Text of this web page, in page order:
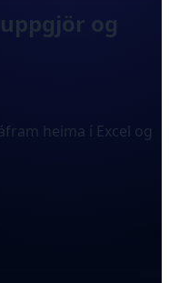
og
heima í Excel og